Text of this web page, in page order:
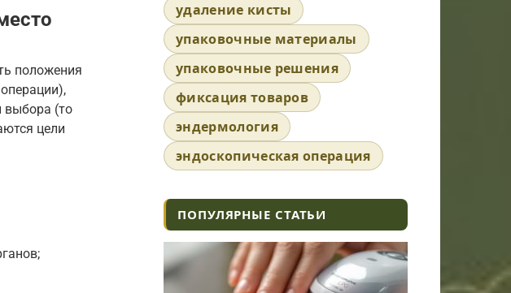
положения
выбора (то
цели
удаление кисты
упаковочные материалы
упаковочные решения
фиксация товаров
эндермология
эндоскопическая операция
ПОПУЛЯРНЫЕ СТАТЬИ